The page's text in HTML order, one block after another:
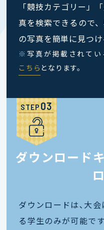
「競技カテゴリー」
真を検索できるので
の写真を簡単に見つけ
※ 写真が掲載されてい
こちら となります。
STEP
ダウンロード
ダウンロードは､大
る学生のみが可能で